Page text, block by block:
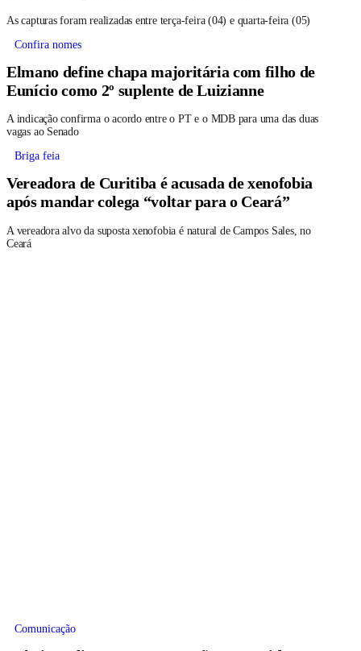
As capturas foram realizadas entre terça-feira (04) e quarta-feira (05)
Confira nomes
Elmano define chapa majoritária com filho de
Eunício como 2º suplente de Luizianne
A indicação confirma o acordo entre o PT e o MDB para uma das duas
vagas ao Senado
Briga feia
Vereadora de Curitiba é acusada de xenofobia
após mandar colega “voltar para o Ceará”
A vereadora alvo da suposta xenofobia é natural de Campos Sales, no
Ceará
Comunicação